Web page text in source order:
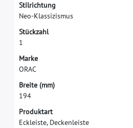
Stilrichtung
Neo-Klassizismus
Stückzahl
1
Marke
ORAC
Breite (mm)
194
Produktart
Eckleiste, Deckenleiste